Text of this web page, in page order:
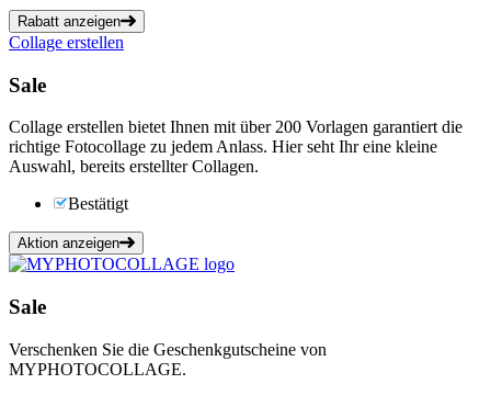
Rabatt anzeigen
Collage erstellen
Sale
Collage erstellen bietet Ihnen mit über 200 Vorlagen garantiert die
richtige Fotocollage zu jedem Anlass. Hier seht Ihr eine kleine
Auswahl, bereits erstellter Collagen.
Bestätigt
Aktion anzeigen
Sale
Verschenken Sie die Geschenkgutscheine von
MYPHOTOCOLLAGE.